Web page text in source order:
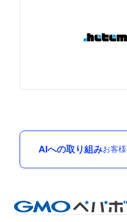
AIへの取り組みお客